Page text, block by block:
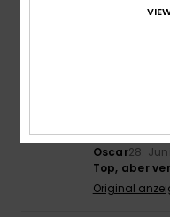
Ich empfehle dieses
Oscar28.
Top, aber
Original